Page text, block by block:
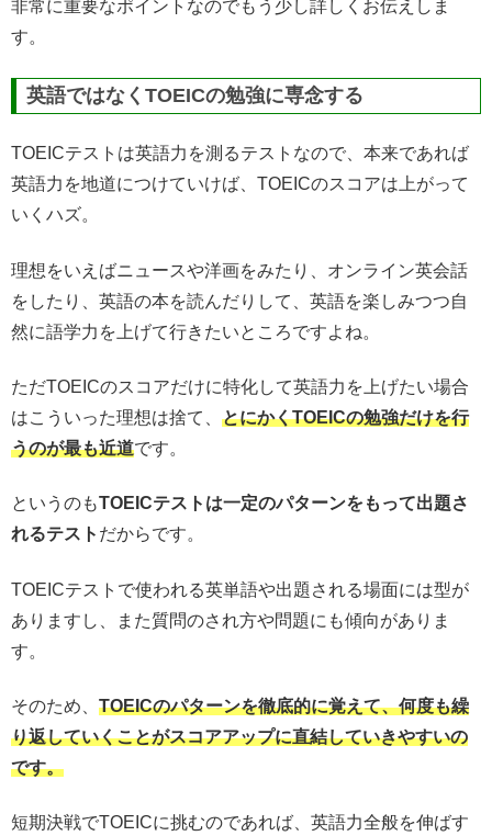
非常に重要なポイントなのでもう少し詳しくお伝えしま
す。
英語ではなくTOEICの勉強に専念する
TOEICテストは英語力を測るテストなので、本来であれば
英語力を地道につけていけば、TOEICのスコアは上がって
いくハズ。
理想をいえばニュースや洋画をみたり、オンライン英会話
をしたり、英語の本を読んだりして、英語を楽しみつつ自
然に語学力を上げて行きたいところですよね。
ただTOEICのスコアだけに特化して英語力を上げたい場合
はこういった理想は捨て、 とにかくTOEICの勉強だけを行
うのが最も近道です。
というのもTOEICテストは一定のパターンをもって出題さ
れるテスト だからです。
TOEICテストで使われる英単語や出題される場面には型が
ありますし、また質問のされ方や問題にも傾向がありま
す。
そのため、 TOEICのパターンを徹底的に覚えて、何度も繰
り返していくことがスコアアップに直結していきやすいの
です。
短期決戦でTOEICに挑むのであれば、英語力全般を伸ばす